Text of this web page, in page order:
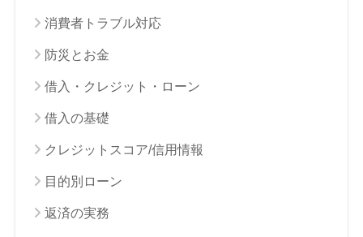
消費者トラブル対応
防災とお金
借入・クレジット・ローン
借入の基礎
クレジットスコア/信用情報
目的別ローン
返済の実務